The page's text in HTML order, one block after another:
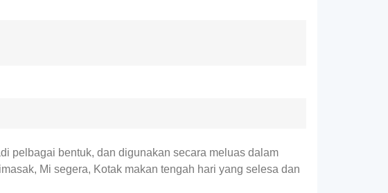
pelbagai bentuk, dan digunakan secara meluas dalam
Mi segera, Kotak makan tengah hari yang selesa dan